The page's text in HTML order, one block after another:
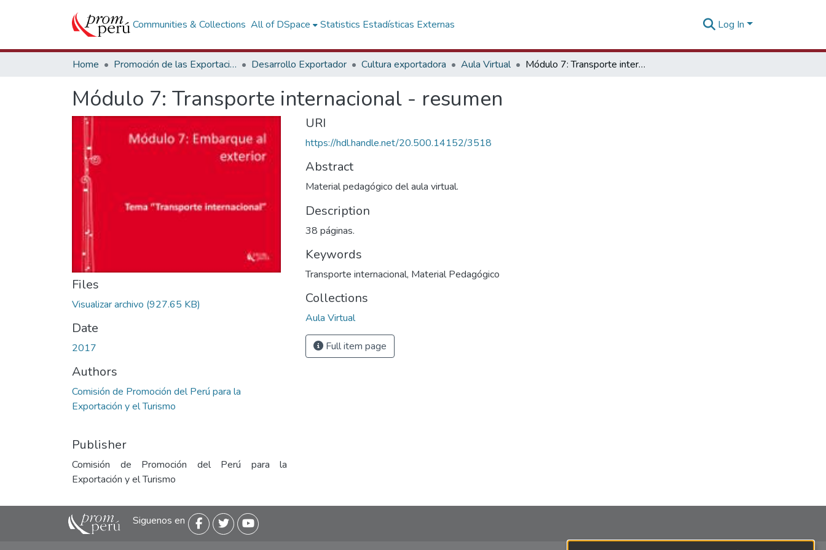
Communities & Collections All of DSpace Statistics Estadísticas Externas Log In
Home Promoción de las Exportaciones Desarrollo Exportador Cultura exportadora Aula Virtual Módulo 7: Transporte internacional - resumen
Módulo 7: Transporte internacional - resumen
Files
Visualizar archivo (927.65 KB)
Date
2017
Authors
Comisión de Promoción del Perú para la
Exportación y el Turismo
Publisher
Comisión de Promoción del Perú para la
Exportación y el Turismo
URI
https://hdl.handle.net/20.500.14152/3518
Abstract
Material pedagógico del aula virtual.
Description
38 páginas.
Keywords
Transporte internacional, Material Pedagógico
Collections
Aula Virtual
Full item page
Siguenos en